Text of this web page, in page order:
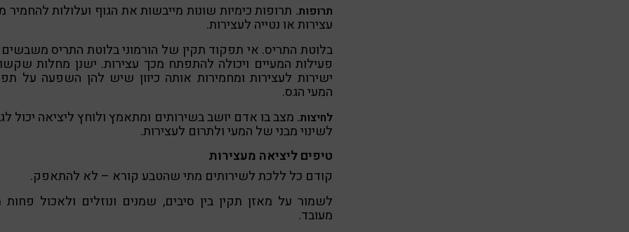
תרופות. תרופות כימיות שונות מייבשות את הגוף ועלולות להחמיר
עצירות או נטייה לעצירות.
בלוטת התריס. אי תפקוד תקין של הורמוני בלוטת התריס
פעילות המעיים ויכולה להתפתח מכך עצירות. ישנן מחלות
ישירות לעצירות ומחמירות אותה כיוון שיש להן השפעה על
המעי הגס.
לחיצות. מצב בו אדם יושב בשירותים ומתאמץ ולוחץ ליציאה יכול
לשינוי מבני של המעי ולתרום לעצירות.
טיפים ליציאה מעצירות
קודם כל ללכת לשירותים מתי שהטבע קורא – לא להתאפק.
לשמור על מאזן תקין בין סיבים, שמנים ונוזלים ולאכול פחות
מעובד.